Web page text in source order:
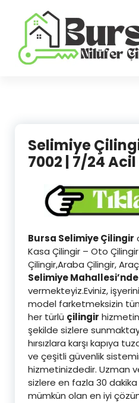
Selimiye
7002 | 7/24
Bursa Selimiye Çilingir
Kasa Çilingir – Oto
Çilingir,Araba Çilingir,
Selimiye
vermekteyiz.Eviniz,
model farketmeksizin
her türlü çilingir
şekilde sizlere
hırsızlara karşı kapıya
ve çeşitli güvenlik
hizmetinizdedir. Uzman
sizlere en fazla 30
mümkün olan en iyi